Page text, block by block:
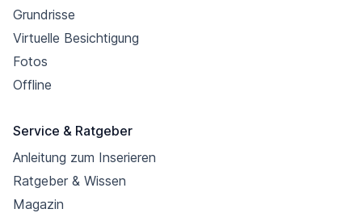
Grundrisse
Virtuelle Besichtigung
Fotos
Offline
Service & Ratgeber
Anleitung zum Inserieren
Ratgeber & Wissen
Magazin